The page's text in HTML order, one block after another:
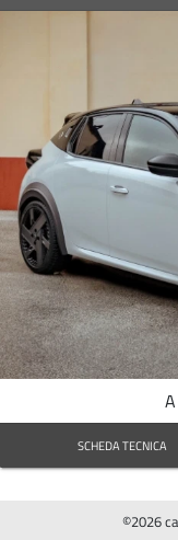
SCHEDA TECNICA
©2026